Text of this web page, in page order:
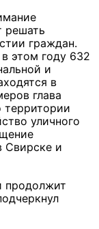
решать
граждан.
этом году 632
и
в
глава
территории
уличного
Свирске и
продолжит